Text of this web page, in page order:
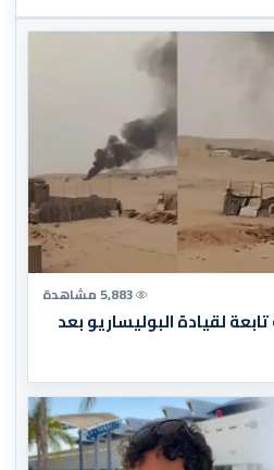
5,883 مشاهدة
لقيادة البوليساريو بعد